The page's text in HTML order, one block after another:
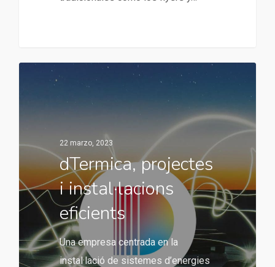
22 marzo, 2023
dTermica, projectes
i instal·lacions
eficients
Una empresa centrada en la
instal·lació de sistemes d’energies